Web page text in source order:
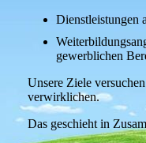
Dienstleistungen
gewerblichen
Unsere Ziele
verwirklichen.
Das geschieht in